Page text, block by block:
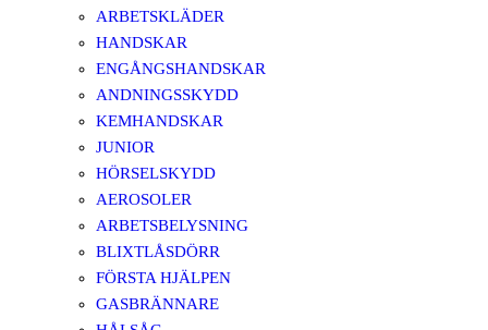
ARBETSKLÄDER
HANDSKAR
ENGÅNGSHANDSKAR
ANDNINGSSKYDD
KEMHANDSKAR
JUNIOR
HÖRSELSKYDD
AEROSOLER
ARBETSBELYSNING
BLIXTLÅSDÖRR
FÖRSTA HJÄLPEN
GASBRÄNNARE